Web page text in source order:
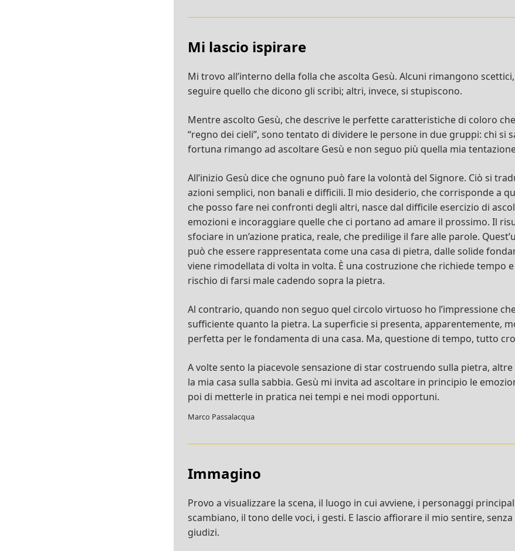
Mi lascio ispirare
Mi trovo all’interno della folla che ascolta Gesù. Alcuni rimangono
seguire quello che dicono gli scribi; altri, invece, si stupiscono.
Mentre ascolto Gesù, che descrive le perfette caratteristiche di coloro
“regno dei cieli”, sono tentato di dividere le persone in due gruppi: chi si
fortuna rimango ad ascoltare Gesù e non seguo più quella mia
All’inizio Gesù dice che ognuno può fare la volontà del Signore. Ciò si
azioni semplici, non banali e difficili. Il mio desiderio, che corrisponde a
che posso fare nei confronti degli altri, nasce dal difficile esercizio di
emozioni e incoraggiare quelle che ci portano ad amare il prossimo. Il
sfociare in un’azione pratica, reale, che predilige il fare alle parole.
può che essere rappresentata come una casa di pietra, dalle solide
viene rimodellata di volta in volta. È una costruzione che richiede tempo
rischio di farsi male cadendo sopra la pietra.
Al contrario, quando non seguo quel circolo virtuoso ho l’impressione
sufficiente quanto la pietra. La superficie si presenta, apparentemente,
perfetta per le fondamenta di una casa. Ma, questione di tempo, tutto
A volte sento la piacevole sensazione di star costruendo sulla pietra,
la mia casa sulla sabbia. Gesù mi invita ad ascoltare in principio le
poi di metterle in pratica nei tempi e nei modi opportuni.
Marco Passalacqua
Immagino
Provo a visualizzare la scena, il luogo in cui avviene, i personaggi
scambiano, il tono delle voci, i gesti. E lascio affiorare il mio sentire, senza
giudizi.